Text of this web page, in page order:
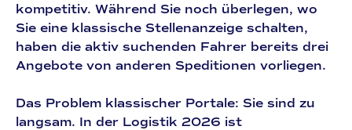
kompetitiv. Während Sie noch überlegen, wo
Sie eine klassische Stellenanzeige schalten,
haben die aktiv suchenden Fahrer bereits drei
Angebote von anderen Speditionen vorliegen.
Das Problem klassischer Portale: Sie sind zu
langsam. In der Logistik 2026 ist